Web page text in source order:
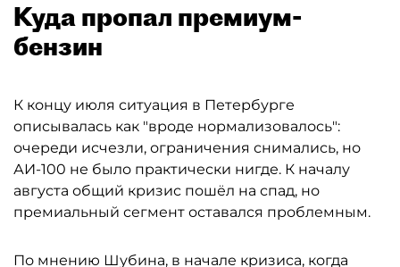
Куда пропал премиум-
бензин
К концу июля ситуация в Петербурге
описывалась как "вроде нормализовалось":
очереди исчезли, ограничения снимались, но
АИ-100 не было практически нигде. К началу
августа общий кризис пошёл на спад, но
премиальный сегмент оставался проблемным.
По мнению Шубина, в начале кризиса, когда